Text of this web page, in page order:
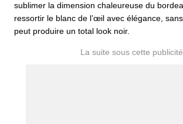
sublimer la dimension chaleureuse du
ressortir le blanc de l’œil avec élégance,
peut produire un total look noir.